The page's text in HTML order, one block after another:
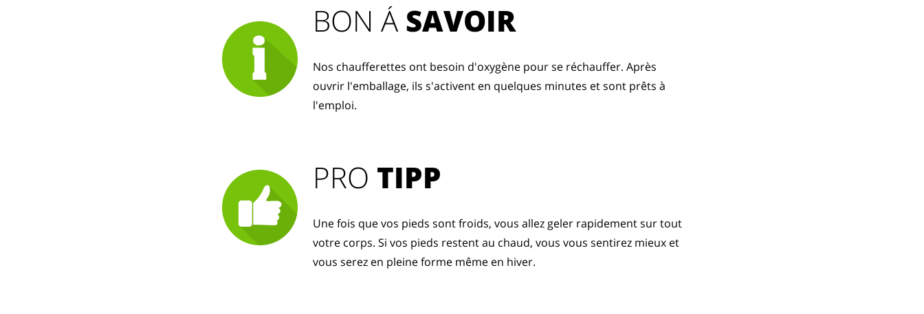
PRO TIPP
Une fois que vos pieds sont froids, vous allez geler rapidement sur tout
votre corps. Si vos pieds restent au chaud, vous vous sentirez mieux et
vous serez en pleine forme même en hiver.
BON Á SAVOIR
Nos chaufferettes ont besoin d'oxygène pour se réchauffer. Après
ouvrir l'emballage, ils s'activent en quelques minutes et sont prêts à
l'emploi.